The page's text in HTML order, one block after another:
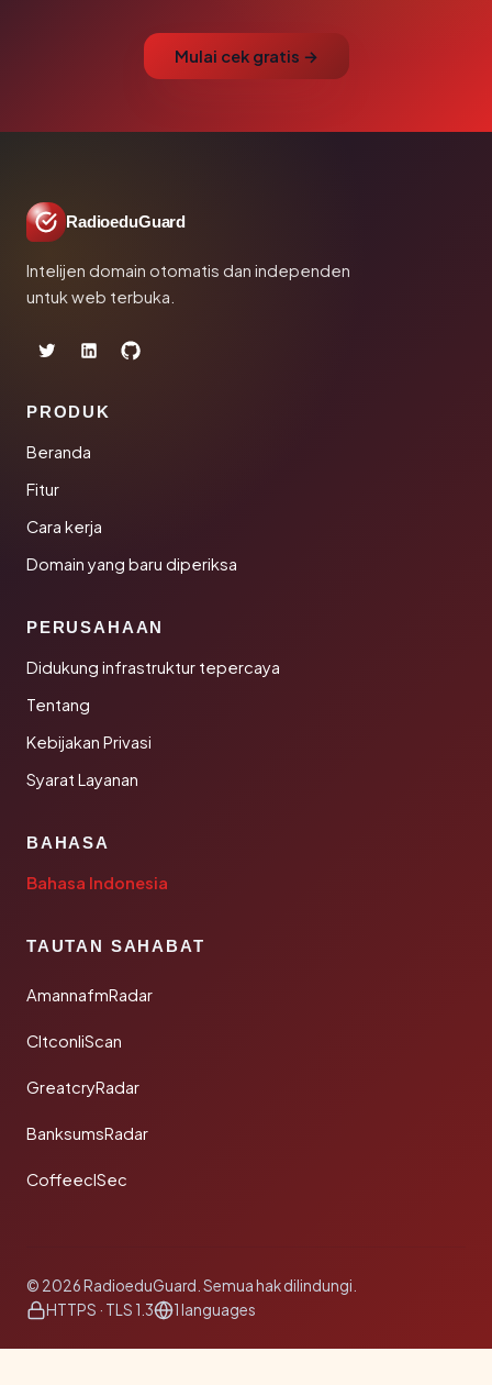
Mulai cek gratis →
RadioeduGuard
Intelijen domain otomatis dan independen
untuk web terbuka.
PRODUK
Beranda
Fitur
Cara kerja
Domain yang baru diperiksa
PERUSAHAAN
Didukung infrastruktur tepercaya
Tentang
Kebijakan Privasi
Syarat Layanan
BAHASA
Bahasa Indonesia
TAUTAN SAHABAT
AmannafmRadar
CltconliScan
GreatcryRadar
BanksumsRadar
CoffeeclSec
© 2026 RadioeduGuard. Semua hak dilindungi.
HTTPS · TLS 1.3
1 languages